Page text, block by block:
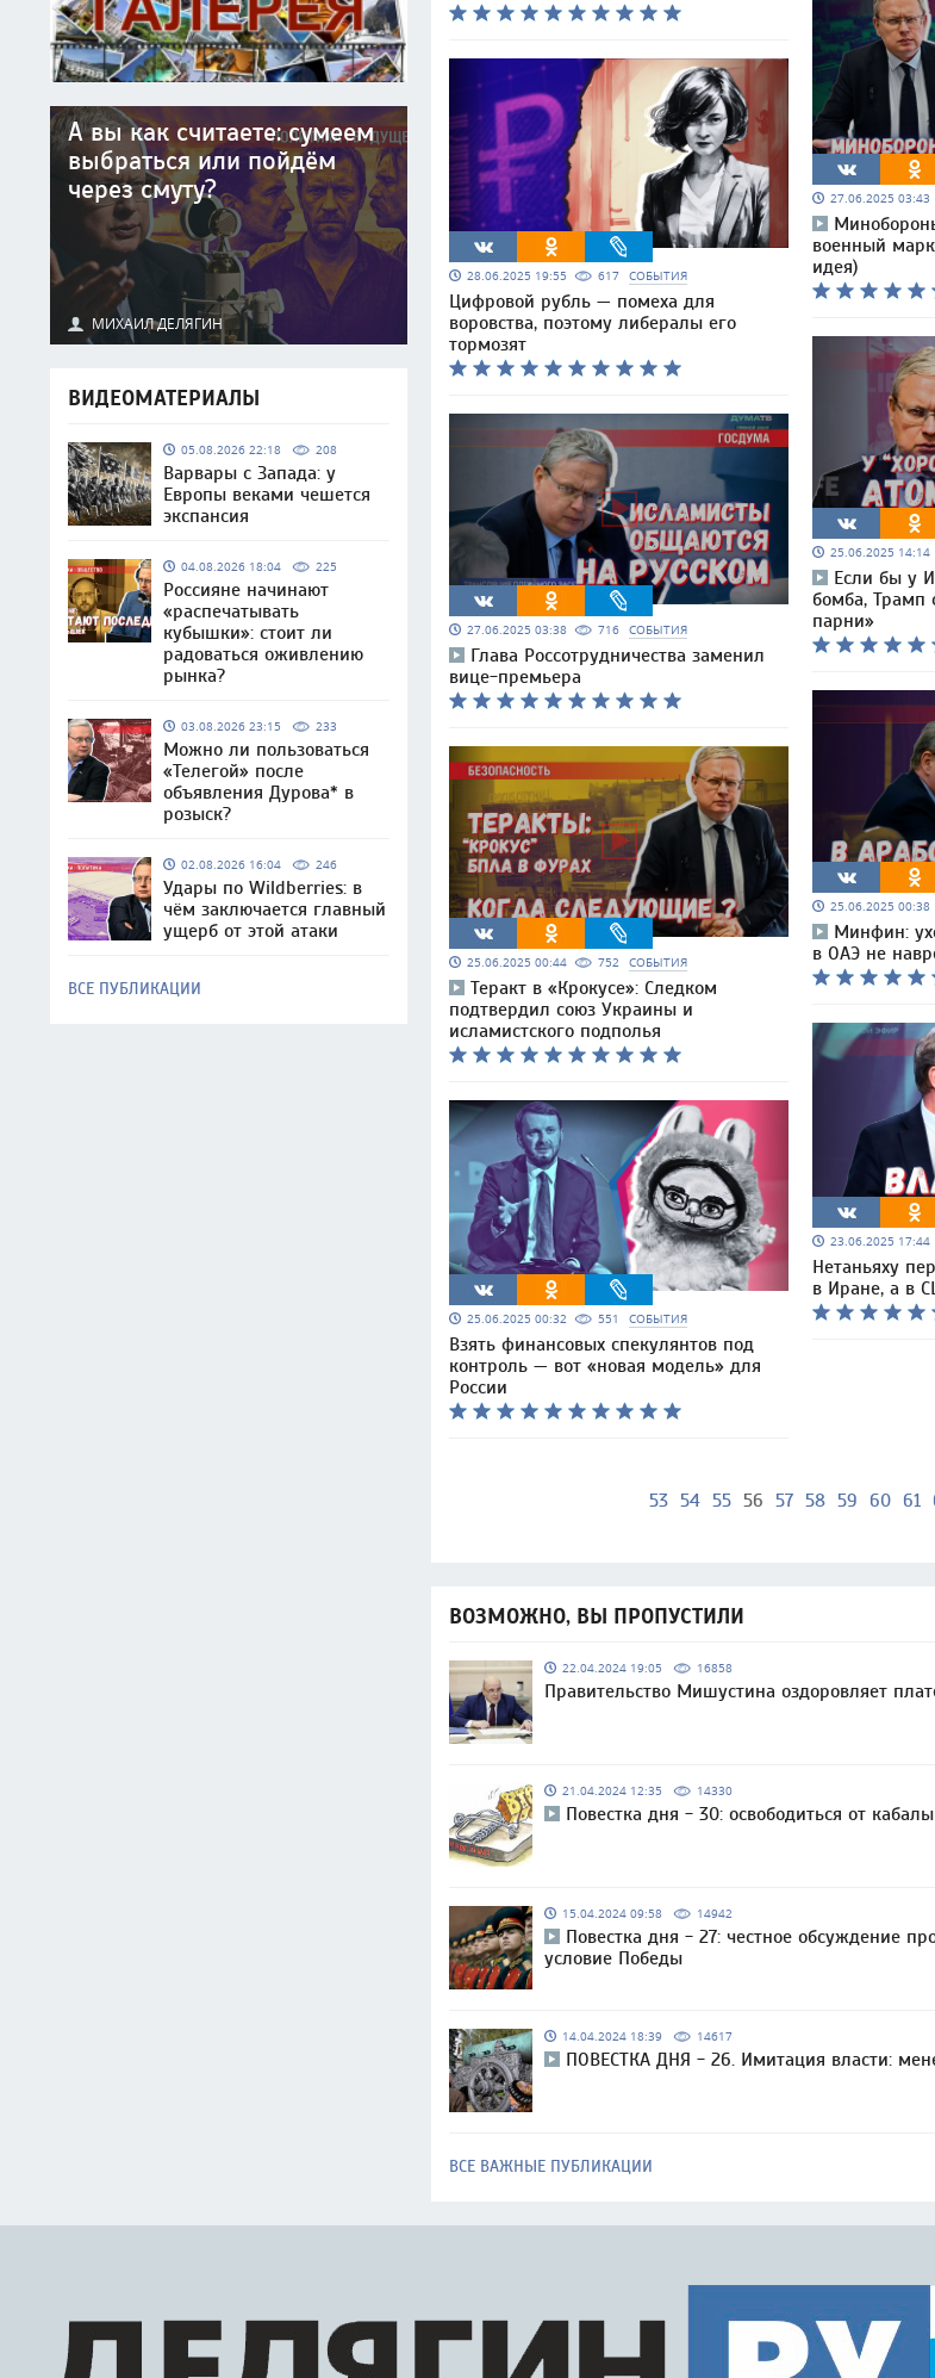
А вы как считаете: сумеем
выбраться или пойдём
через смуту?
МИХАИЛ ДЕЛЯГИН
ВИДЕОМАТЕРИАЛЫ
05.08.2026 22:18 208
Варвары с Запада: у
Европы веками чешется
экспансия
04.08.2026 18:04 225
Россияне начинают
«распечатывать
кубышки»: стоит ли
радоваться оживлению
рынка?
03.08.2026 23:15 233
Можно ли пользоваться
«Телегой» после
объявления Дурова* в
розыск?
02.08.2026 16:04 246
Удары по Wildberries: в
чём заключается главный
ущерб от этой атаки
ВСЕ ПУБЛИКАЦИИ
28.06.2025 19:55 617 СОБЫТИЯ
Цифровой рубль — помеха для
воровства, поэтому либералы его
тормозят
27.06.2025 03:38 716 СОБЫТИЯ
Глава Россотрудничества заменил
вице-премьера
25.06.2025 00:44 752 СОБЫТИЯ
Теракт в «Крокусе»: Следком
подтвердил союз Украины и
исламистского подполья
25.06.2025 00:32 551 СОБЫТИЯ
Взять финансовых спекулянтов под
контроль — вот «новая модель» для
России
27.06.2025 03:43
военный
идея)
25.06.2025 14:14
Если бы у
бомба, Трамп
парни»
25.06.2025 00:38
Минфин:
в ОАЭ не
23.06.2025 17:44
Нетаньяху
в Иране, а в
53 54 55 56 57 58 59 60 61
ВОЗМОЖНО, ВЫ ПРОПУСТИЛИ
22.04.2024 19:05 16858
Правительство Мишустина оздоровляет
21.04.2024 12:35 14330
Повестка дня - 30: освободиться от
15.04.2024 09:58 14942
Повестка дня - 27: честное обсуждение
условие Победы
14.04.2024 18:39 14617
ПОВЕСТКА ДНЯ - 26. Имитация власти:
ВСЕ ВАЖНЫЕ ПУБЛИКАЦИИ